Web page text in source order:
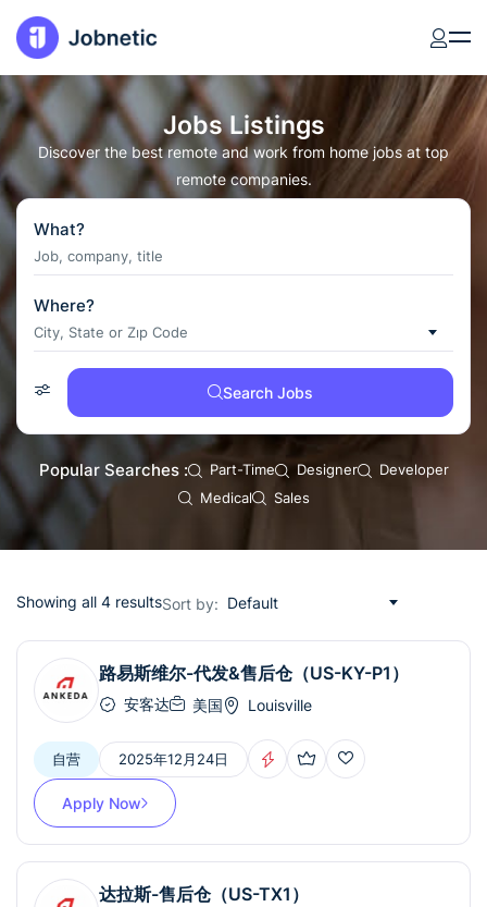
Jobs Listings
Discover the best remote and work from home jobs at top
remote companies.
What?
Where?
City, State or Zıp Code
Search Jobs
Popular Searches : Part-Time Designer
Developer
Medical
Sales
Showing all 4 resultsSort by: Default
路易斯维尔-代发&售后仓（US-KY-P1）
安客达 美国 Louisville
自营 2025年12月24日
Apply Now
达拉斯-售后仓（US-TX1）